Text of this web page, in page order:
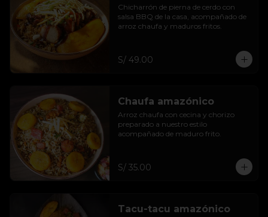
Chicharrón de pierna de cerdo con
salsa BBQ de la casa, acompañado de
arroz chaufa y maduros fritos.
S/ 49.00
Chaufa amazónico
Arroz chaufa con cecina y chorizo
preparado a nuestro estilo
acompañado de maduro frito.
S/ 35.00
Tacu-tacu amazónico